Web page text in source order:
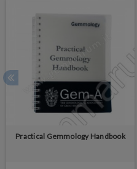
Practical Gemmology Handbook